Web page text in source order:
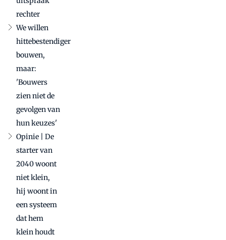
rechter
We willen
hittebestendiger
bouwen,
maar:
'Bouwers
zien niet de
gevolgen van
hun keuzes'
Opinie | De
starter van
2040 woont
niet klein,
hij woont in
een systeem
dat hem
klein houdt